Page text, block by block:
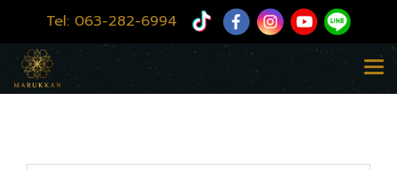
Tel: 063-282-6994